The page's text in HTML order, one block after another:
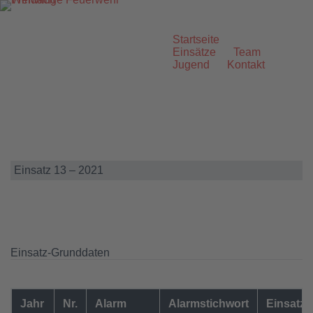
Zum
Startseite
Einsätze
Team
Jugend
Kontakt
Einsatz 13 – 2021
Einsatz-Grunddaten
Jahr Nr. Alarm Alarmstichwort